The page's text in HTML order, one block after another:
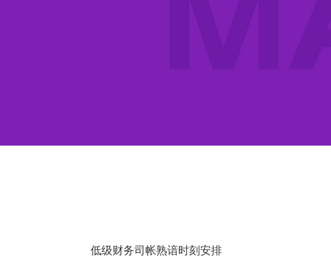
低级财务司帐熟谙时刻安排